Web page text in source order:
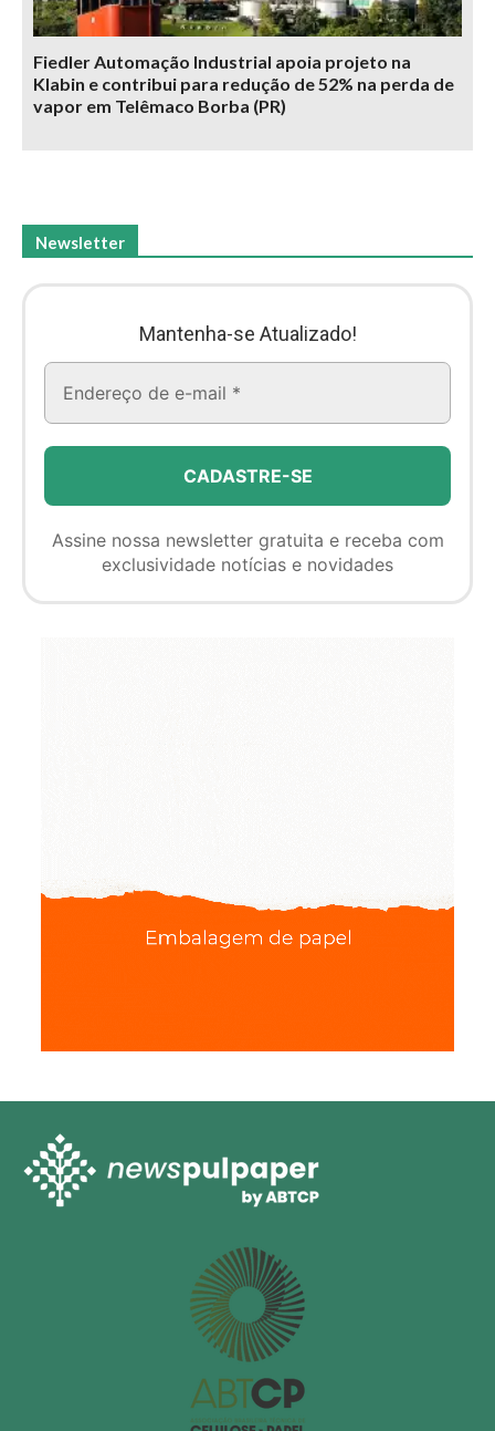
Fiedler Automação Industrial apoia projeto na
Klabin e contribui para redução de 52% na perda de
vapor em Telêmaco Borba (PR)
Newsletter
Mantenha-se Atualizado!
Assine nossa newsletter gratuita e receba com
exclusividade notícias e novidades